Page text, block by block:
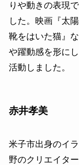
りや動きの表現
した。映画『太
靴をはいた猫』
や躍動感を形に
活動しました。
赤井孝美
米子市出身のイ
野のクリエイタ